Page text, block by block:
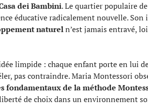
dei Bambini. Le quartier populaire
éducative radicalement nouvelle.
natureln’est jamais entravé,
limpide : chaque enfant porte en lui
pas contraindre. Maria Montessori
fondamentaux de la méthode
de choix dans un environnement